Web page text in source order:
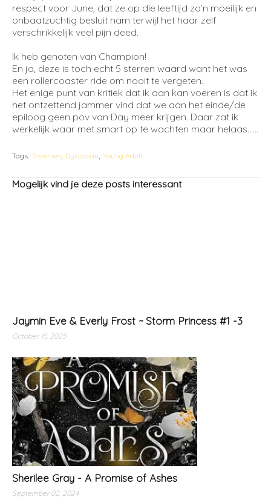
respect voor June, dat ze op die leeftijd zo’n moeilijk en
onbaatzuchtig besluit nam terwijl het haar zelf
verschrikkelijk veel pijn deed.
Ik heb genoten van Champion!
En ja, deze is toch echt 5 sterren waard want het was
een rollercoaster ride om nooit te vergeten.
Het enige punt van kritiek dat ik aan kan voeren is dat ik
het ontzettend jammer vind dat we aan het einde/de
epiloog geen pov van Day meer krijgen. Daar zat ik
werkelijk waar met smart op te wachten maar helaas……
Tags: 5 sterren Dystopian Young Adult
Mogelijk vind je deze posts interessant
Jaymin Eve & Everly Frost ~ Storm Princess #1 -3
October 15, 2025
Sherilee Gray - A Promise of Ashes
September 02, 2024